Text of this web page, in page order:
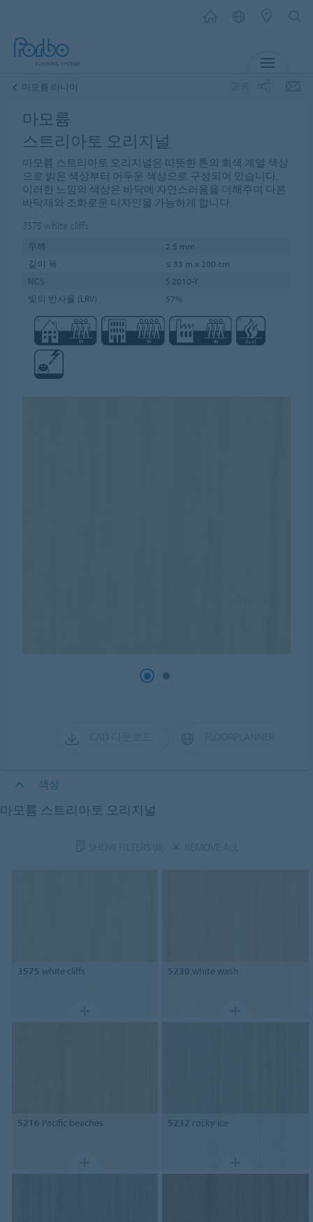
마모륨 리니어
마모륨
스트리아토 오리지널
마모륨 스트리아토 오리지널은 따뜻한 톤의 회색 계열 색상
으로 밝은 색상부터 어두운 색상으로 구성되어 있습니다.
이러한 느낌의 색상은 바닥에 자연스러움을 더해주며 다른
바닥재와 조화로운 디자인을 가능하게 합니다.
3575 white cliffs
두께
2.5 mm
길이 폭
≤ 33 m x 200 cm
NCS
S 2010-Y
빛의 반사율 (LRV)
57%
색상
마모륨 스트리아토 오리지널
3575 white cliffs 5230 white wash
5216 Pacific beaches 5232 rocky ice